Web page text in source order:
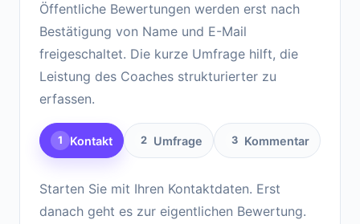
Öffentliche Bewertungen werden erst nach
Bestätigung von Name und E-Mail
freigeschaltet. Die kurze Umfrage hilft, die
Leistung des Coaches strukturierter zu
erfassen.
1 Kontakt 2 Umfrage 3 Kommentar
Starten Sie mit Ihren Kontaktdaten. Erst
danach geht es zur eigentlichen Bewertung.